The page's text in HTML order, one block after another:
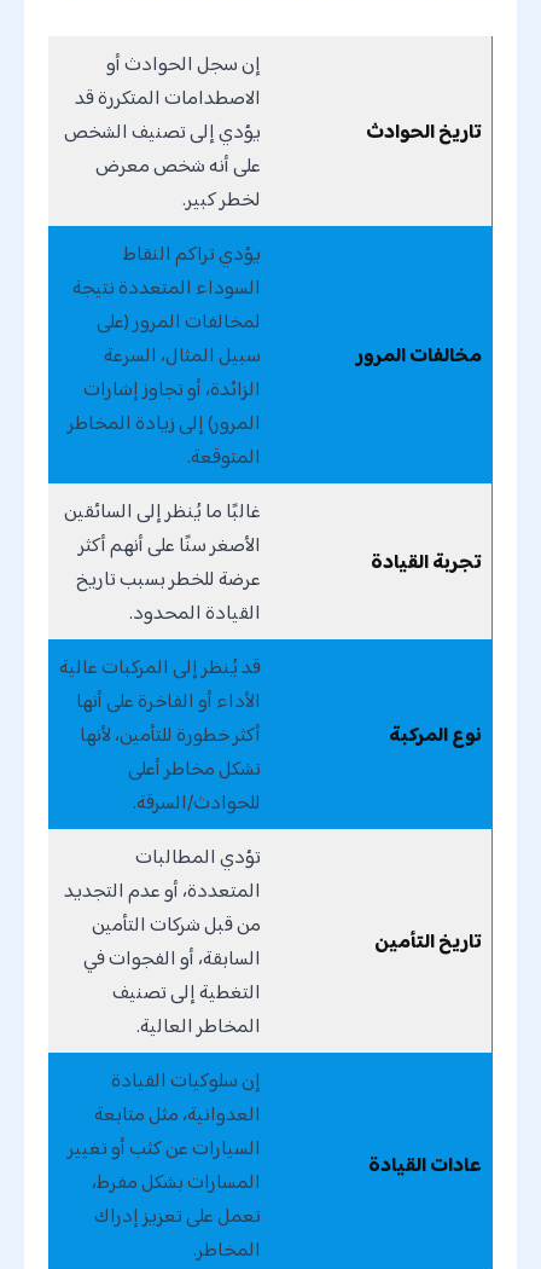
تاريخ الحوادث
إن سجل الحوادث أو
الاصطدامات المتكررة قد
يؤدي إلى تصنيف الشخص
على أنه شخص معرض
لخطر كبير.
مخالفات المرور
يؤدي تراكم النقاط
السوداء المتعددة نتيجة
لمخالفات المرور (على
سبيل المثال، السرعة
الزائدة، أو تجاوز إشارات
المرور) إلى زيادة المخاطر
المتوقعة.
تجربة القيادة
غالبًا ما يُنظر إلى السائقين
الأصغر سنًا على أنهم أكثر
عرضة للخطر بسبب تاريخ
القيادة المحدود.
نوع المركبة
قد يُنظر إلى المركبات عالية
الأداء أو الفاخرة على أنها
أكثر خطورة للتأمين، لأنها
تشكل مخاطر أعلى
للحوادث/السرقة.
تاريخ التأمين
تؤدي المطالبات
المتعددة، أو عدم التجديد
من قبل شركات التأمين
السابقة، أو الفجوات في
التغطية إلى تصنيف
المخاطر العالية.
عادات القيادة
إن سلوكيات القيادة
العدوانية، مثل متابعة
السيارات عن كثب أو تغيير
المسارات بشكل مفرط،
تعمل على تعزيز إدراك
المخاطر.